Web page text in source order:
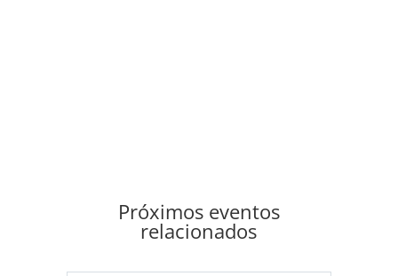
Próximos eventos
relacionados